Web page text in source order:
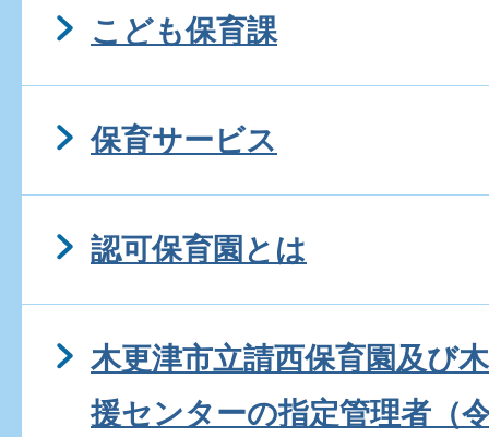
こども保育課
保育サービス
認可保育園とは
木更津市立請西保育園及び
援センターの指定管理者（